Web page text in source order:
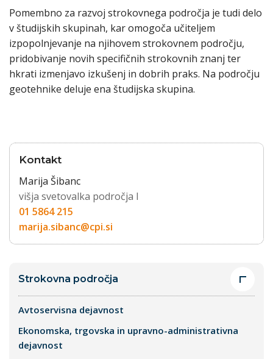
Pomembno za razvoj strokovnega področja je tudi delo
v študijskih skupinah, kar omogoča učiteljem
izpopolnjevanje na njihovem strokovnem področju,
pridobivanje novih specifičnih strokovnih znanj ter
hkrati izmenjavo izkušenj in dobrih praks. Na področju
geotehnike deluje ena študijska skupina.
Kontakt
Marija Šibanc
višja svetovalka področja I
01 5864 215
marija.sibanc@cpi.si
Strokovna področja
Avtoservisna dejavnost
Ekonomska, trgovska in upravno-administrativna
dejavnost